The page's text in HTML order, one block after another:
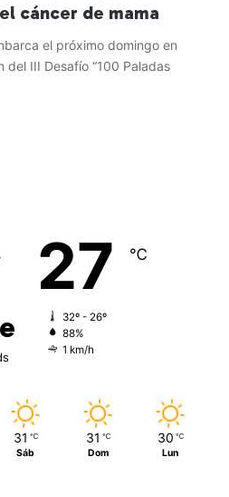
cáncer de mama
el próximo domingo en
del III Desafío “100 Paladas
27 ℃
32º - 26º
88%
1 km/h
31 ℃
Sáb
31 ℃
Dom
30 ℃
Lun